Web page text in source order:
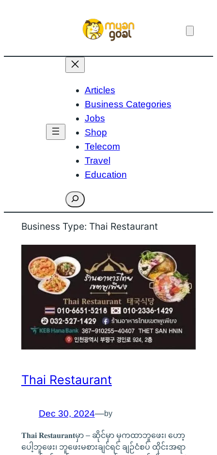
Articles
Business Categories
Jobs
Shop
Telecom
Travel
Education
Search
Business Type: Thai Restaurant
Thai Restaurant
Dec 30, 2024—by
𝐓𝐡𝐚𝐢 𝐑𝐞𝐬𝐭𝐚𝐮𝐫𝐚𝐧𝐭မှာ – ဆိုင်မှာ မုကထာဘူဖေး၊ ဟော့
ပေါ့ဘူဖေး၊ ဘူဖေးမစားချင်ရင် ချဉ်ငံစပ် ထိုင်းအရာ